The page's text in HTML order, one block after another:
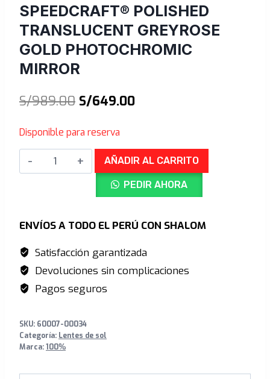
SPEEDCRAFT® POLISHED
TRANSLUCENT GREYROSE
GOLD PHOTOCHROMIC
MIRROR
S/989.00 El
era:
S/989.00.
S/649.00El
es:
S/649.00.
Disponible para reserva
SPEEDCRAFT®
Polished
Gold
Mirror
cantidad
AÑADIR AL CARRITO
PEDIR AHORA
ENVÍOS A TODO EL PERÚ CON SHALOM
Satisfacción garantizada
Devoluciones sin complicaciones
Pagos seguros
SKU: 60007-00034
Categoría: Lentes de sol
Marca:100%